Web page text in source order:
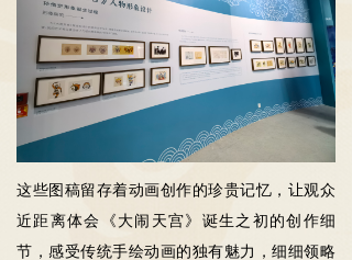
这些图稿留存着动画创作的珍贵记忆，让观众
近距离体会《大闹天宫》诞生之初的创作细
节，感受传统手绘动画的独有魅力，细细领略